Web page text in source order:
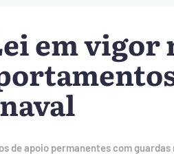
em vigor
de apoio permanentes com